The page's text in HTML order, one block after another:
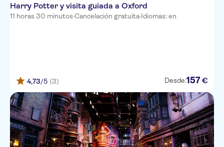
Harry Potter y visita guiada a Oxford
11 horas 30 minutos·Cancelación gratuita·Idiomas: en
4,73/5 (3) Desde:157 €